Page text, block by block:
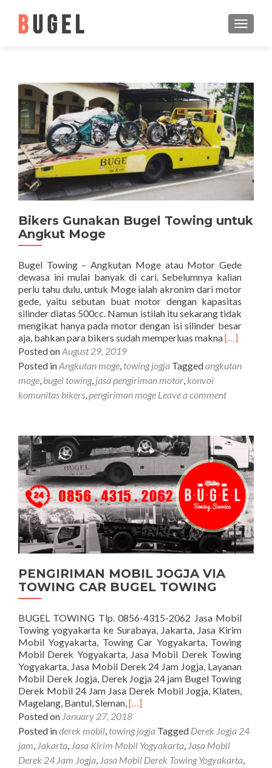
Bikers Gunakan Bugel Towing untuk
Angkut Moge
Bugel Towing – Angkutan Moge atau Motor Gede
dewasa ini mulai banyak di cari. Sebelumnya kalian
perlu tahu dulu, untuk Moge ialah akronim dari motor
gede, yaitu sebutan buat motor dengan kapasitas
silinder diatas 500cc. Namun istilah itu sekarang tidak
mengikat hanya pada motor dengan isi silinder besar
aja, bahkan para bikers sudah memperluas maknaRead
about
Bikers
Bugel
Angkut
Moge
[…]
Posted onAugust 29, 2019
Posted inAngkutan moge, towing jogja Taggedangkutan
moge, bugel towing, jasa pengiriman motor, konvoi
komunitas bikers,pengiriman moge Leave a comment
PENGIRIMAN MOBIL JOGJA VIA
TOWING CAR BUGEL TOWING
BUGEL TOWING Tlp. 0856-4315-2062 Jasa Mobil
Towing yogyakarta ke Surabaya, Jakarta, Jasa Kirim
Mobil Yogyakarta, Towing Car Yogyakarta, Towing
Mobil Derek Yogyakarta, Jasa Mobil Derek Towing
Yogyakarta, Jasa Mobil Derek 24 Jam Jogja, Layanan
Mobil Derek Jogja, Derek Jogja 24 jam Bugel Towing
Derek Mobil 24 Jam Jasa Derek Mobil Jogja, Klaten,
Magelang, Bantul, Sleman,Read
more
about
PENGIRIMAN
MOBIL
JOGJA
[…]
Posted on January 27, 2018
Posted inderek mobil, towing jogja Tagged Derek Jogja 24
jam, Jakarta, Jasa Kirim Mobil Yogyakarta, Jasa Mobil
Derek 24 Jam Jogja, Jasa Mobil Derek Towing Yogyakarta,
Posts navigation